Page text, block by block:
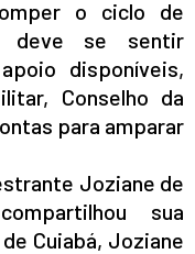
o ciclo de
deve se sentir
disponíveis,
Conselho da
para amparar
Joziane de
sua
Cuiabá, Joziane